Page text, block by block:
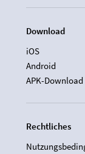
Download
iOS
Android
APK-Download
Rechtliches